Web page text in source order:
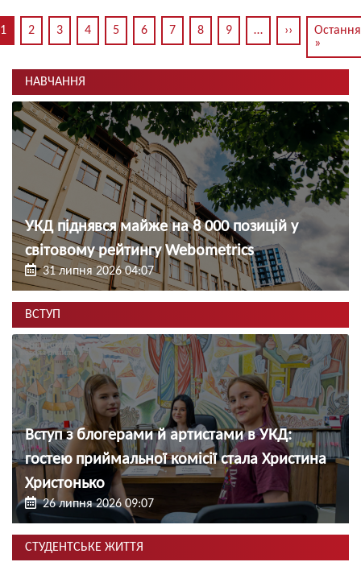
1 2 3 4 5 6 7 8 9 … ›› Наступна
сторінка
Остання
»
НАВЧАННЯ
УКД піднявся майже на 8 000 позицій у
світовому рейтингу Webometrics
31 липня 2026 04:07
ВСТУП
Вступ з блогерами й артистами в УКД:
гостею приймальної комісії стала Христина
Христонько
26 липня 2026 09:07
СТУДЕНТСЬКЕ ЖИТТЯ